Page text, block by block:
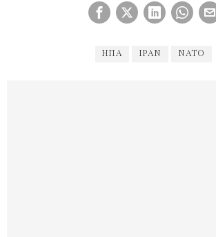
ΗΠΑ ΙΡΑΝ ΝΑΤΟ